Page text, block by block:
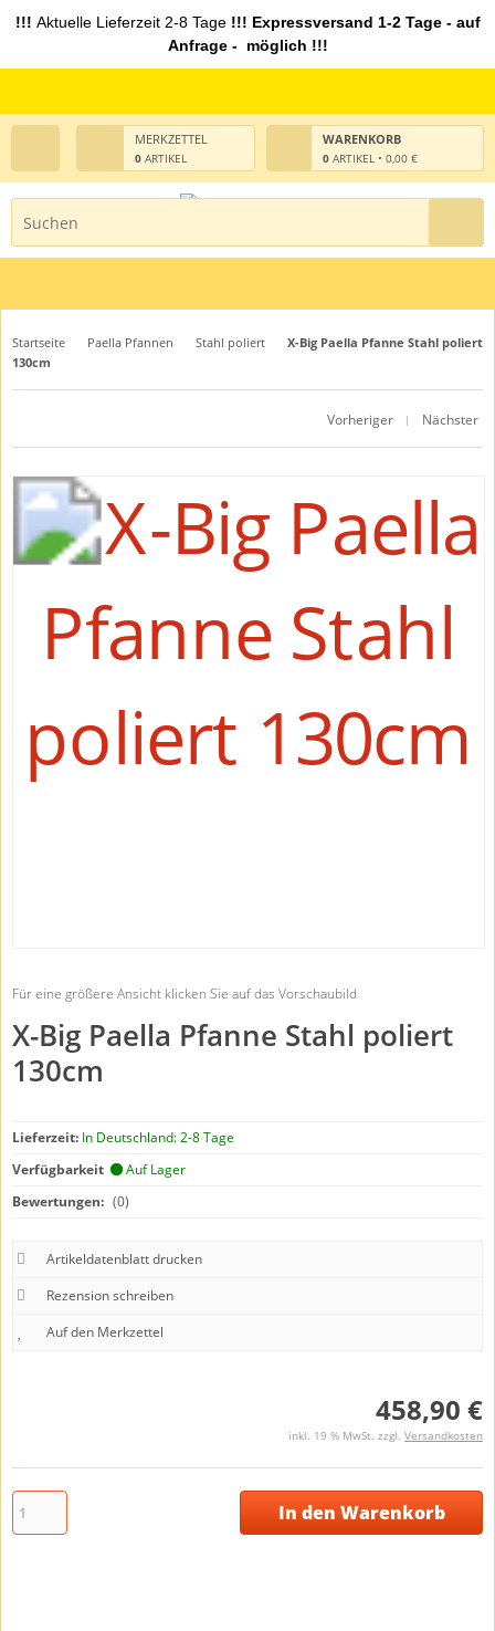
!!! Aktuelle Lieferzeit 2-8 Tage !!! Expressversand 1-2 Tage - auf
Anfrage - möglich !!!
WARENKORB
0 ARTIKEL • 0,00 €
MERKZETTEL
0 ARTIKEL
Startseite Paella Pfannen Stahl poliert
X-Big Paella Pfanne Stahl poliert
130cm
Vorheriger | Nächster
Für eine größere Ansicht klicken Sie auf das Vorschaubild
X-Big Paella Pfanne Stahl poliert
130cm
Lieferzeit: In Deutschland: 2-8 Tage
Verfügbarkeit
Auf Lager
Bewertungen: (0)
Artikeldatenblatt drucken
Rezension schreiben
458,90 €
inkl. 19 % MwSt. zzgl. Versandkosten
In den Warenkorb